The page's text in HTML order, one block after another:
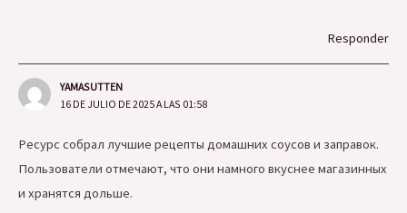
Responder
YAMASUTTEN
16 DE JULIO DE 2025 A LAS 01:58
Ресурс собрал лучшие рецепты домашних соусов и заправок.
Пользователи отмечают, что они намного вкуснее магазинных
и хранятся дольше.